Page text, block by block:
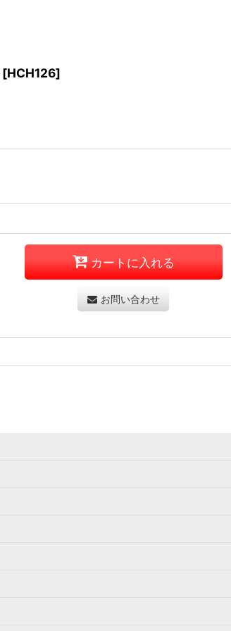
[HCH126]
カートに入れる
お問い合わせ